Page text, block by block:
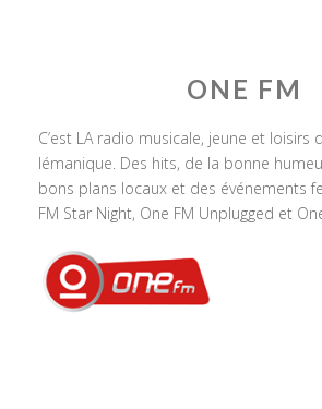
ONE FM
C’est LA radio musicale, jeune et loisirs
lémanique. Des hits, de la bonne
bons plans locaux et des événements
FM Star Night, One FM Unplugged et